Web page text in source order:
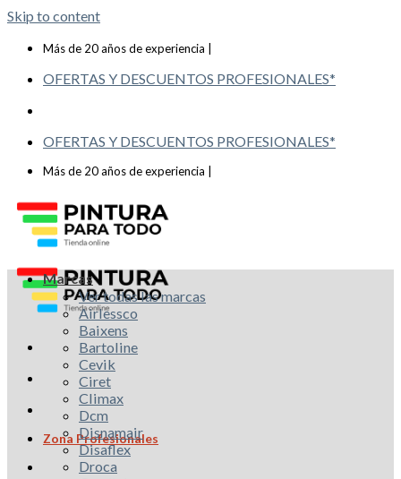
Skip to content
Más de 20 años de experiencia |
OFERTAS Y DESCUENTOS PROFESIONALES*
OFERTAS Y DESCUENTOS PROFESIONALES*
Más de 20 años de experiencia |
Zona Profesionales
Marcas
Ver todas las marcas
Airlessco
Baixens
Bartoline
Cevik
Ciret
Climax
Dcm
Disnamair
Disaflex
Droca